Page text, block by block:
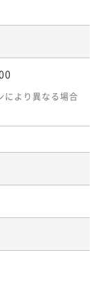
特選会席』
大5％OFF
¥38,620~
ラン（2食
により異なる場合